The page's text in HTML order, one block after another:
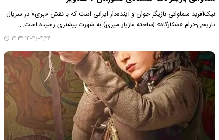
نیک‌آفرید سماواتی بازیگر جوان و آینده‌دار ایرانی است که با نقش «پری» در سریال
تاریخی-درام «شکارگاه» (ساخته مازیار میری) به شهرت بیشتری رسیده است.…
۱۴۰۴/۰۴/۲۶ ۱۴:۳۲